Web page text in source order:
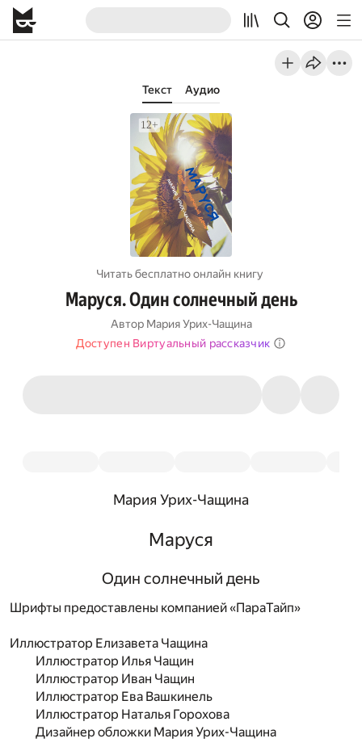
Текст Аудио
Читать бесплатно онлайн книгу
Маруся. Один солнечный день
Автор Мария Урих-Чащина
Доступен Виртуальный рассказчик
Мария Урих-Чащина
Маруся
Один солнечный день
Шрифты предоставлены компанией «ПараТайп»
Иллюстратор Елизавета Чащина
Иллюстратор Илья Чащин
Иллюстратор Иван Чащин
Иллюстратор Ева Вашкинель
Иллюстратор Наталья Горохова
Дизайнер обложки Мария Урих-Чащина